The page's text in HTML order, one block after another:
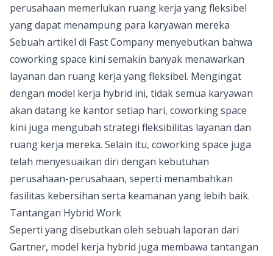
perusahaan memerlukan ruang kerja yang fleksibel
yang dapat menampung para karyawan mereka
Sebuah artikel di Fast Company menyebutkan bahwa
coworking space kini semakin banyak menawarkan
layanan dan ruang kerja yang fleksibel. Mengingat
dengan model kerja hybrid ini, tidak semua karyawan
akan datang ke kantor setiap hari, coworking space
kini juga mengubah strategi fleksibilitas layanan dan
ruang kerja mereka. Selain itu, coworking space juga
telah menyesuaikan diri dengan kebutuhan
perusahaan-perusahaan, seperti menambahkan
fasilitas kebersihan serta keamanan yang lebih baik.
Tantangan Hybrid Work
Seperti yang disebutkan oleh sebuah laporan dari
Gartner, model kerja hybrid juga membawa tantangan